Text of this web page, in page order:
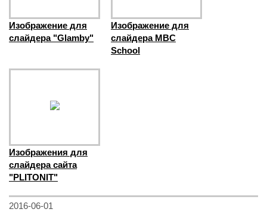
Изображение для
слайдера "Glamby"
Изображение для
слайдера MBC
School
Изображения для
слайдера сайта
"PLITONIT"
2016-06-01